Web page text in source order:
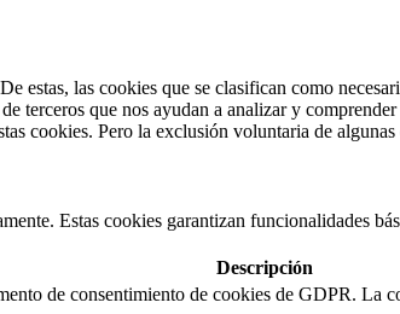
las cookies que se clasifican como
que nos ayudan a analizar y
cookies. Pero la exclusión voluntaria de
Estas cookies garantizan funcionalidades
Descripción
de consentimiento de cookies de GDPR. La